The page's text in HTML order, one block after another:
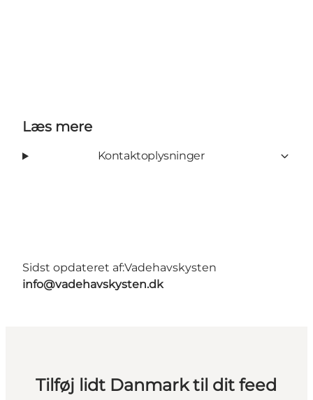
Læs mere
Kontaktoplysninger
Sidst opdateret af:Vadehavskysten
info@vadehavskysten.dk
Tilføj lidt Danmark til dit feed